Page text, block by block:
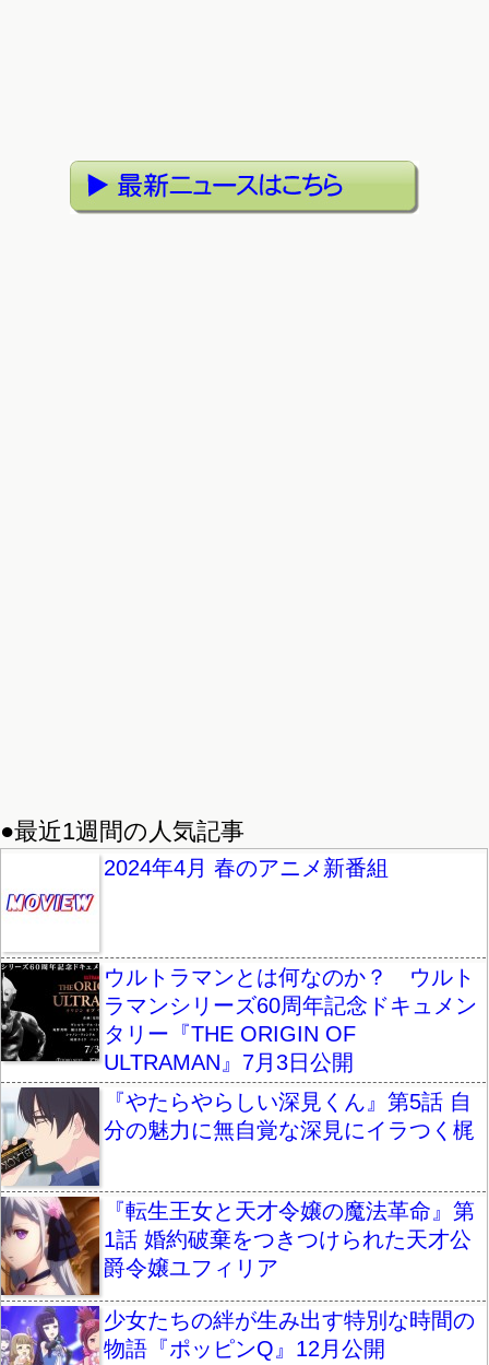
●最近1週間の人気記事
2024年4月 春のアニメ新番組
ウルトラマンとは何なのか？ ウルト
ラマンシリーズ60周年記念ドキュメン
タリー『THE ORIGIN OF
ULTRAMAN』7月3日公開
『やたらやらしい深見くん』第5話 自
分の魅力に無自覚な深見にイラつく梶
『転生王女と天才令嬢の魔法革命』第
1話 婚約破棄をつきつけられた天才公
爵令嬢ユフィリア
少女たちの絆が生み出す特別な時間の
物語『ポッピンQ』12月公開